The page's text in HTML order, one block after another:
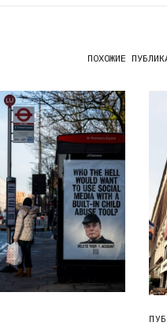
ПОХОЖИЕ